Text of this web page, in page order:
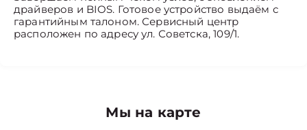
драйверов и BIOS. Готовое устройство выдаём с
гарантийным талоном. Сервисный центр
расположен по адресу ул. Советска, 109/1.
Мы на карте